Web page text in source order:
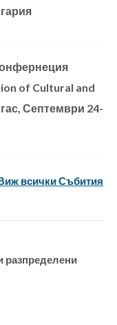
of Cultural and
Септември 24-
всички Събития
разпределени